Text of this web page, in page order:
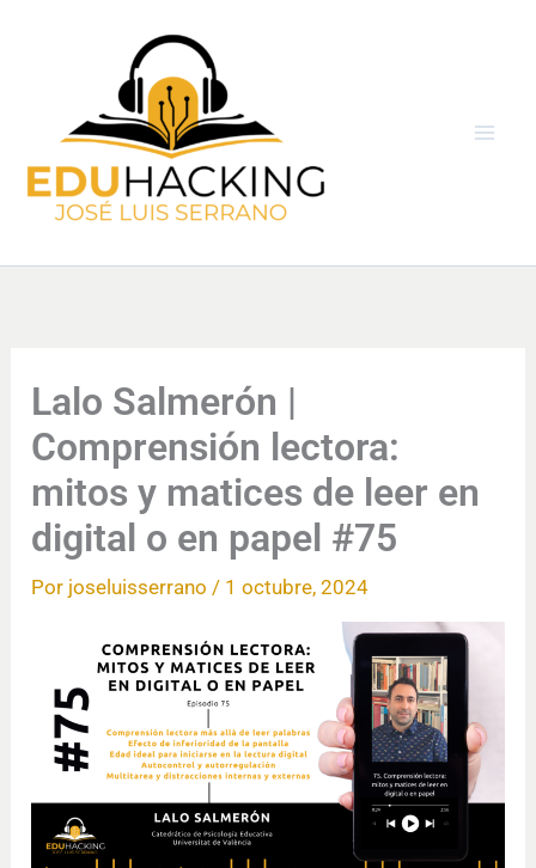
Lalo Salmerón |
Comprensión lectora:
mitos y matices de leer en
digital o en papel #75
Por joseluisserrano / 1 octubre, 2024